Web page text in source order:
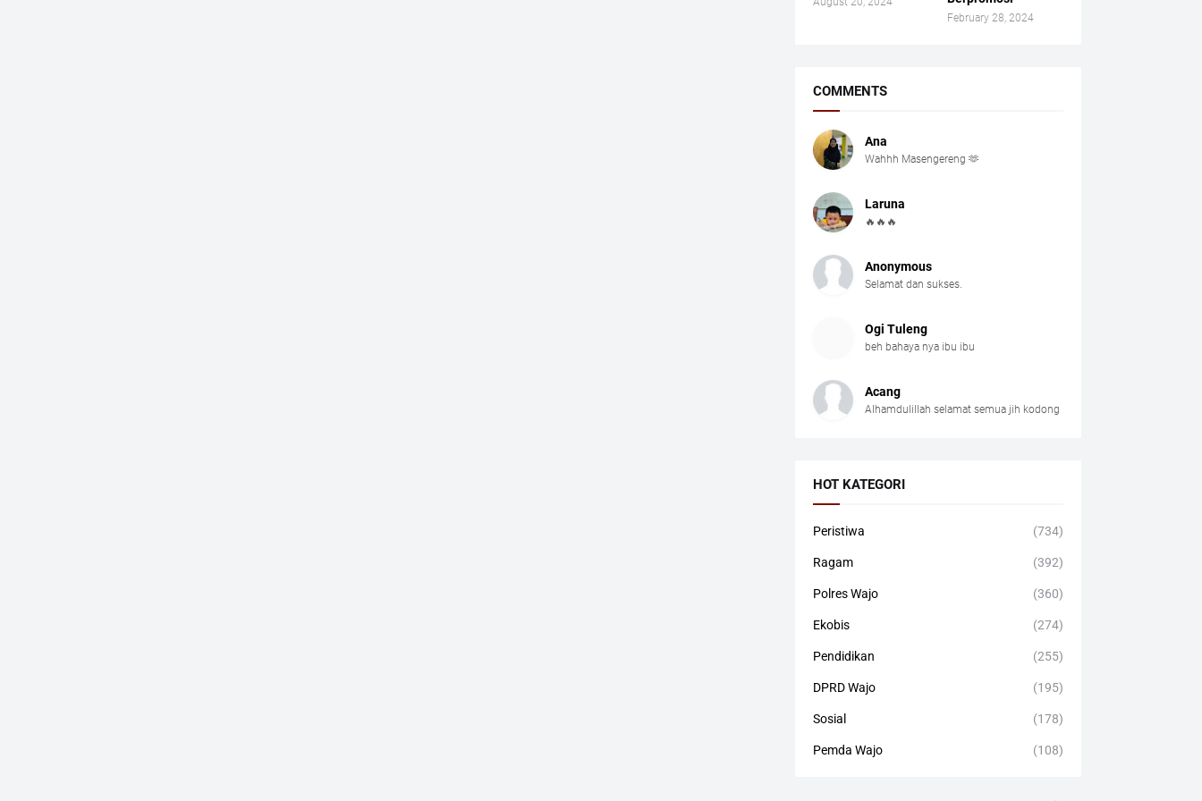
February 28, 2024
COMMENTS
Ana
Wahhh Masengereng 🫶
Laruna
🔥🔥🔥
Anonymous
Selamat dan sukses.
Ogi Tuleng
beh bahaya nya ibu ibu
Acang
Alhamdulillah selamat semua jih kodong
HOT KATEGORI
Peristiwa (734)
Ragam (392)
Polres Wajo (360)
Ekobis (274)
Pendidikan (255)
DPRD Wajo (195)
Sosial (178)
Pemda Wajo (108)